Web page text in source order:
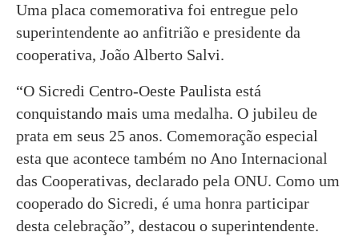
Uma placa comemorativa foi entregue pelo
superintendente ao anfitrião e presidente da
cooperativa, João Alberto Salvi.
“O Sicredi Centro-Oeste Paulista está
conquistando mais uma medalha. O jubileu de
prata em seus 25 anos. Comemoração especial
esta que acontece também no Ano Internacional
das Cooperativas, declarado pela ONU. Como um
cooperado do Sicredi, é uma honra participar
desta celebração”, destacou o superintendente.